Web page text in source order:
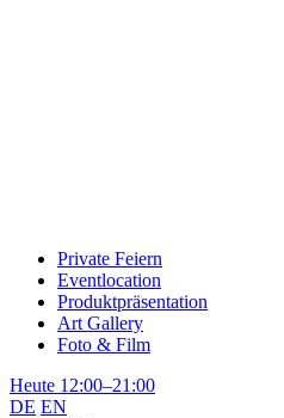
Private Feiern
Eventlocation
Produktpräsentation
Art Gallery
Foto & Film
Heute 12:00–21:00
DE EN